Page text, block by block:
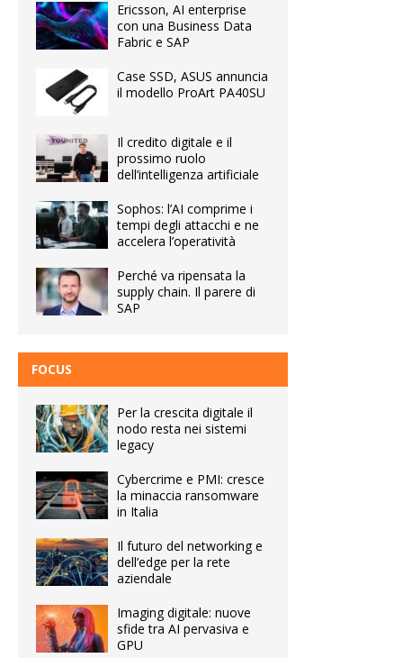
Ericsson, AI enterprise
con una Business Data
Fabric e SAP
Case SSD, ASUS annuncia
il modello ProArt PA40SU
Il credito digitale e il
prossimo ruolo
dell’intelligenza artificiale
Sophos: l’AI comprime i
tempi degli attacchi e ne
accelera l’operatività
Perché va ripensata la
supply chain. Il parere di
SAP
FOCUS
Per la crescita digitale il
nodo resta nei sistemi
legacy
Cybercrime e PMI: cresce
la minaccia ransomware
in Italia
Il futuro del networking e
dell’edge per la rete
aziendale
Imaging digitale: nuove
sfide tra AI pervasiva e
GPU